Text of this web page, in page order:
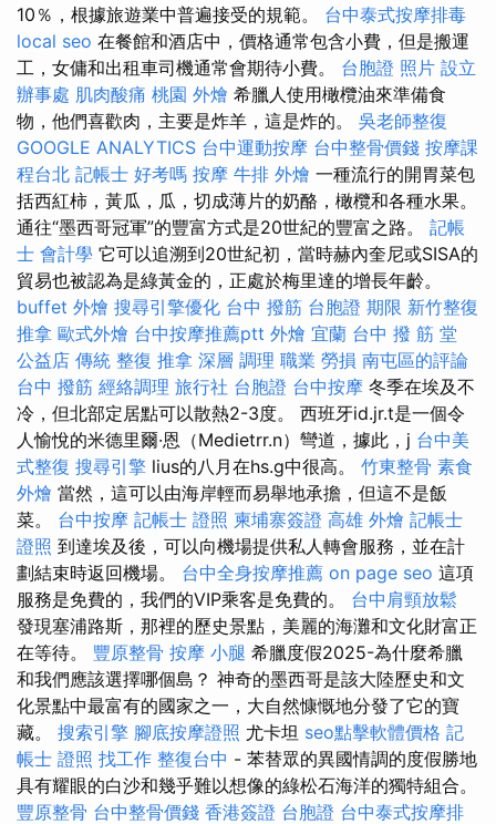
10％，根據旅遊業中普遍接受的規範。 台中泰式按摩排毒
local seo 在餐館和酒店中，價格通常包含小費，但是搬運
工，女傭和出租車司機通常會期待小費。 台胞證 照片 設立
辦事處 肌肉酸痛 桃園 外燴 希臘人使用橄欖油來準備食
物，他們喜歡肉，主要是炸羊，這是炸的。 吳老師整復
GOOGLE ANALYTICS 台中運動按摩 台中整骨價錢 按摩課
程台北 記帳士 好考嗎 按摩 牛排 外燴 一種流行的開胃菜包
括西紅柿，黃瓜，瓜，切成薄片的奶酪，橄欖和各種水果。
通往“墨西哥冠軍”的豐富方式是20世紀的豐富之路。 記帳
士 會計學 它可以追溯到20世紀初，當時赫內奎尼或SISA的
貿易也被認為是綠黃金的，正處於梅里達的增長年齡。
buffet 外燴 搜尋引擎優化 台中 撥筋 台胞證 期限 新竹整復
推拿 歐式外燴 台中按摩推薦ptt 外燴 宜蘭 台中 撥 筋 堂
公益店 傳統 整復 推拿 深層 調理 職業 勞損 南屯區的評論
台中 撥筋 經絡調理 旅行社 台胞證 台中按摩 冬季在埃及不
冷，但北部定居點可以散熱2-3度。 西班牙id.jr.t是一個令
人愉悅的米德里爾·恩（Medietrr.n）彎道，據此，j 台中美
式整復 搜尋引擎 lius的八月在hs.g中很高。 竹東整骨 素食
外燴 當然，這可以由海岸輕而易舉地承擔，但這不是飯
菜。 台中按摩 記帳士 證照 柬埔寨簽證 高雄 外燴 記帳士
證照 到達埃及後，可以向機場提供私人轉會服務，並在計
劃結束時返回機場。 台中全身按摩推薦 on page seo 這項
服務是免費的，我們的VIP乘客是免費的。 台中肩頸放鬆
發現塞浦路斯，那裡的歷史景點，美麗的海灘和文化財富正
在等待。 豐原整骨 按摩 小腿 希臘度假2025-為什麼希臘
和我們應該選擇哪個島？ 神奇的墨西哥是該大陸歷史和文
化景點中最富有的國家之一，大自然慷慨地分發了它的寶
藏。 搜索引擎 腳底按摩證照 尤卡坦 seo點擊軟體價格 記
帳士 證照 找工作 整復台中 - 苯替眾的異國情調的度假勝地
具有耀眼的白沙和幾乎難以想像的綠松石海洋的獨特組合。
豐原整骨 台中整骨價錢 香港簽證 台胞證 台中泰式按摩排